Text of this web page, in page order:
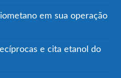
em sua operação
e cita etanol do